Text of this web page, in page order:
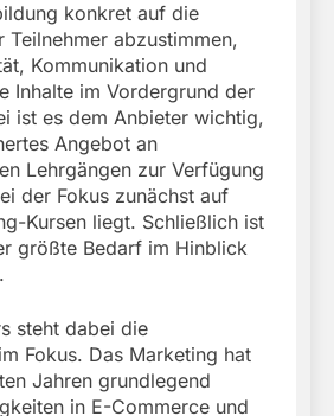
konkret auf die
Teilnehmer abzustimmen,
Kommunikation und
Inhalte im Vordergrund der
ist es dem Anbieter wichtig,
Angebot an
Lehrgängen zur Verfügung
der Fokus zunächst auf
Kursen liegt. Schließlich ist
größte Bedarf im Hinblick
steht dabei die
Fokus. Das Marketing hat
Jahren grundlegend
in E-Commerce und